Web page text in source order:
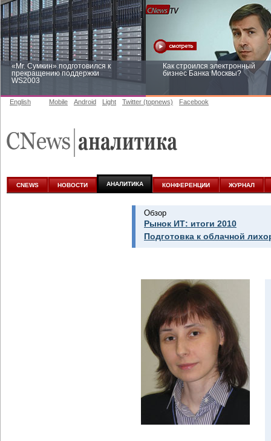
«Mr. Сумкин» подготовился к
прекращению поддержки
WS2003
Как строился электронный
бизнес Банка Москвы?
аналитике
English Mobile Android Light Twitter (topnews) Facebook
CNEWS НОВОСТИ АНАЛИТИКА КОНФЕРЕНЦИИ ЖУРНАЛ
Обзор
Рынок ИТ: итоги 2010
Подготовка к облачной